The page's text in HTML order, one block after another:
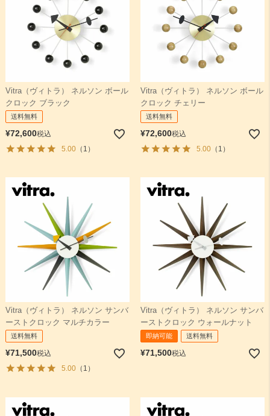
Vitra（ヴィトラ） ネルソン ボール
クロック ブラック
送料無料
¥72,600税込
5.00（1）
Vitra（ヴィトラ） ネルソン ボール
クロック チェリー
送料無料
¥72,600税込
5.00（1）
Vitra（ヴィトラ） ネルソン サンバ
ーストクロック マルチカラー
送料無料
¥71,500税込
5.00（1）
Vitra（ヴィトラ） ネルソン サンバ
ーストクロック ウォールナット
即納可能 送料無料
¥71,500税込